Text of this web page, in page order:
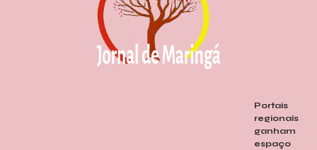
Portais
regionais
ganham
espaço